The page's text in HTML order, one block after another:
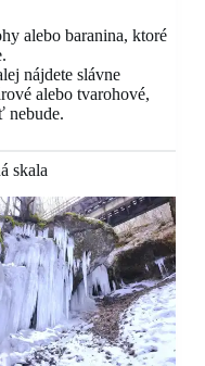
alebo baranina, ktoré
nájdete slávne
alebo tvarohové,
nebude.
skala